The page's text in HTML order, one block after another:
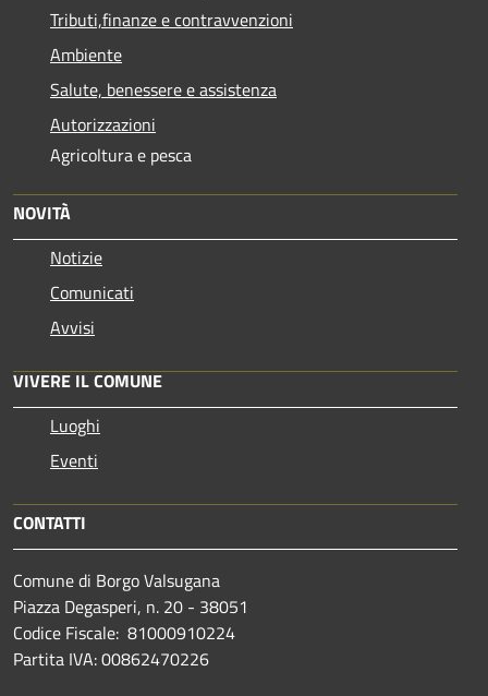
Tributi,finanze e contravvenzioni
Ambiente
Salute, benessere e assistenza
Autorizzazioni
Agricoltura e pesca
NOVITÀ
Notizie
Comunicati
Avvisi
VIVERE IL COMUNE
Luoghi
Eventi
CONTATTI
Comune di Borgo Valsugana
Piazza Degasperi, n. 20 - 38051
Codice Fiscale: 81000910224
Partita IVA: 00862470226